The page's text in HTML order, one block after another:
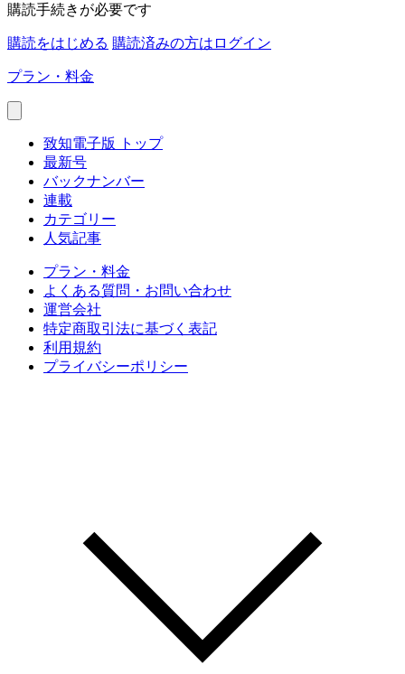
購読手続きが必要です
購読をはじめる 購読済みの方はログイン
プラン・料金
致知電子版 トップ
最新号
バックナンバー
連載
カテゴリー
人気記事
プラン・料金
よくある質問・お問い合わせ
運営会社
特定商取引法に基づく表記
利用規約
プライバシーポリシー